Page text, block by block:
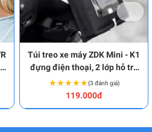
Túi treo xe máy ZDK Mini - K1
đựng điện thoại, 2 lớp hỗ trợ
thoát nhiệt tốt BA1857
★★★★★
★★★★★(3 đánh giá)
119.000đ